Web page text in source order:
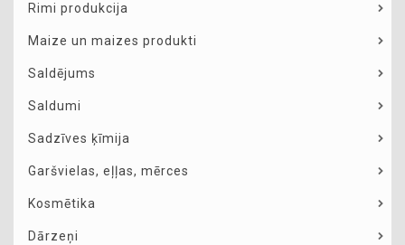
Rimi produkcija
Maize un maizes produkti
Saldējums
Saldumi
Sadzīves ķīmija
Garšvielas, eļļas, mērces
Kosmētika
Dārzeņi